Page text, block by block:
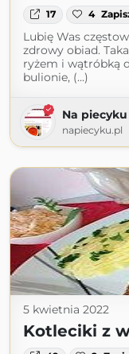
17 4
Lubię Was
zdrowy obiad.
ryżem i wątróbką
bulionie, (...)
Na piecyku
napiecyku.pl
5 kwietnia 2022
Kotleciki z